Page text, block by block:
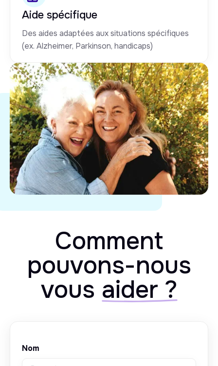
Aide spécifique
Des aides adaptées aux situations spécifiques
(ex. Alzheimer, Parkinson, handicaps)
Comment
pouvons-nous
vous aider ?
Nom